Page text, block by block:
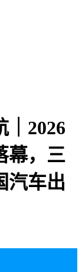
｜2026
幕，三
汽车出